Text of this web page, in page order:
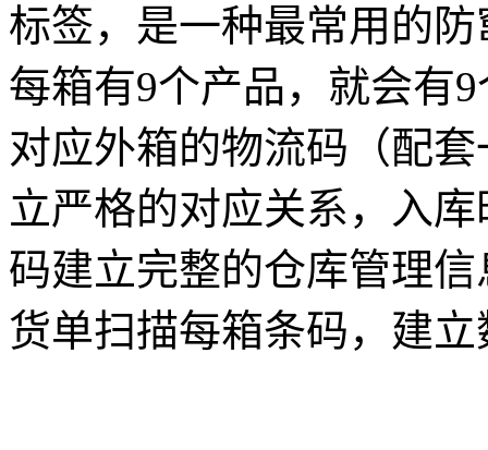
标签，是一种最常用的
每箱有9个产品，就会有
对应外箱的物流码（配
立严格的对应关系，入
码建立完整的仓库管理
货单扫描每箱条码，建